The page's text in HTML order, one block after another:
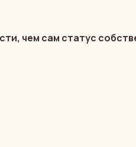
чем сам статус